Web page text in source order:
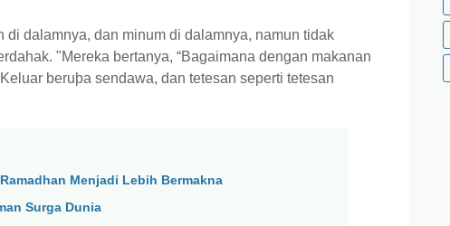
dalamnya, dan minum di dalamnya, namun tidak
"Mereka bertanya, “Bagaimana dengan makanan
beruþa sendawa, dan tetesan seperti tetesan
Menjadi Lebih Bermakna
Surga Dunia